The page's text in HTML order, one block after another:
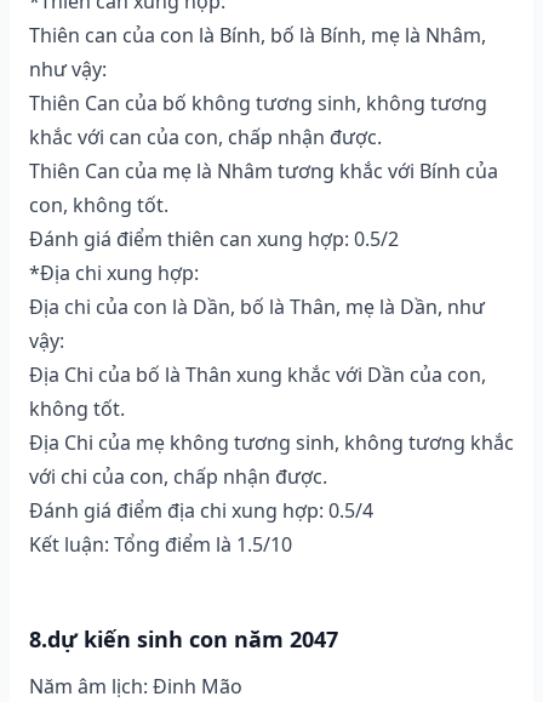
Thiên can của con là Bính, bố là Bính, mẹ là Nhâm,
như vậy:
Thiên Can của bố không tương sinh, không tương
khắc với can của con, chấp nhận được.
Thiên Can của mẹ là Nhâm tương khắc với Bính của
con, không tốt.
Đánh giá điểm thiên can xung hợp: 0.5/2
*Địa chi xung hợp:
Địa chi của con là Dần, bố là Thân, mẹ là Dần, như
vậy:
Địa Chi của bố là Thân xung khắc với Dần của con,
không tốt.
Địa Chi của mẹ không tương sinh, không tương khắc
với chi của con, chấp nhận được.
Đánh giá điểm địa chi xung hợp: 0.5/4
Kết luận: Tổng điểm là 1.5/10
8.dự kiến sinh con năm 2047
Năm âm lịch: Đinh Mão